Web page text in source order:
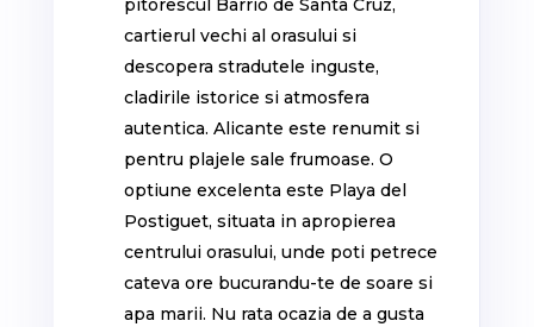
pitorescul Barrio de Santa Cruz,
cartierul vechi al orasului si
descopera stradutele inguste,
cladirile istorice si atmosfera
autentica. Alicante este renumit si
pentru plajele sale frumoase. O
optiune excelenta este Playa del
Postiguet, situata in apropierea
centrului orasului, unde poti petrece
cateva ore bucurandu-te de soare si
apa marii. Nu rata ocazia de a gusta